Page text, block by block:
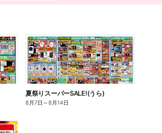
夏祭りスーパーSALE!(うら)
8月7日 ～8月14日